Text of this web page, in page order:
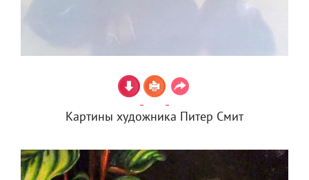
Картины художника Питер Смит